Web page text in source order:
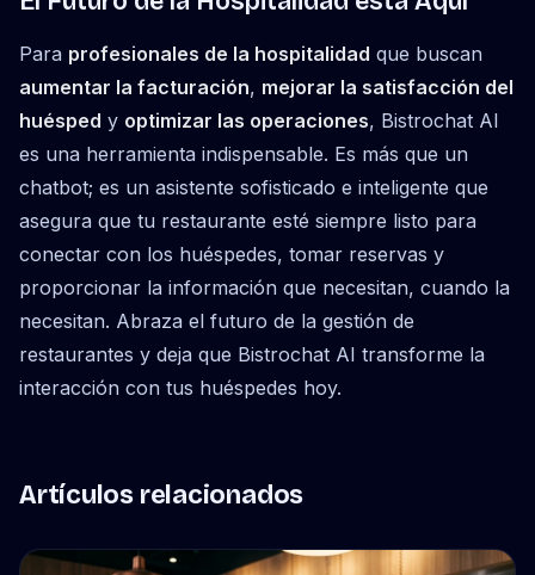
Para profesionales de la hospitalidad que buscan
aumentar la facturación, mejorar la satisfacción del
huésped y optimizar las operaciones, Bistrochat AI
es una herramienta indispensable. Es más que un
chatbot; es un asistente sofisticado e inteligente que
asegura que tu restaurante esté siempre listo para
conectar con los huéspedes, tomar reservas y
proporcionar la información que necesitan, cuando la
necesitan. Abraza el futuro de la gestión de
restaurantes y deja que Bistrochat AI transforme la
interacción con tus huéspedes hoy.
Artículos relacionados